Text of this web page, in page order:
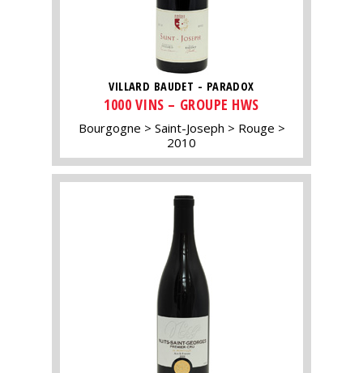
VILLARD BAUDET - PARADOX
1000 VINS – GROUPE HWS
Bourgogne Saint-Joseph
Rouge
2010